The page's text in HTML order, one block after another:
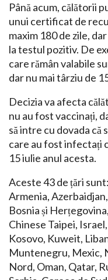
Până acum, călătorii
unui certificat de
maxim 180 de zile,
la testul pozitiv. De
care rămân valabile
dar nu mai târziu de
Decizia va afecta
nu au fost vaccinați,
să intre cu dovada că
care au fost infectați
15 iulie anul acesta.
Aceste 43 de țări
Armenia,
Bosnia și
Chinese Taipei,
Kosovo, Kuweit,
Muntenegru, Mexic,
Nord, Oman, Qatar,